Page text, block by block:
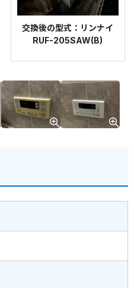
交換後の型式：リンナイ
RUF-205SAW(B)